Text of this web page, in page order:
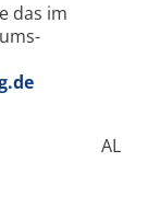
das im
AL